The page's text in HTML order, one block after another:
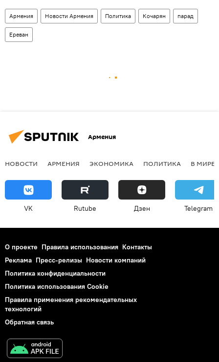
Армения Новости Армения Политика Кочарян парад
Ереван
Армения
НОВОСТИ АРМЕНИЯ ЭКОНОМИКА ПОЛИТИКА В МИРЕ
VK Rutube Дзен Telegram
О проекте Правила использования Контакты
Реклама Пресс-релизы Новости компаний
Политика конфиденциальности
Политика использования Cookie
Правила применения рекомендательных
технологий
Обратная связь